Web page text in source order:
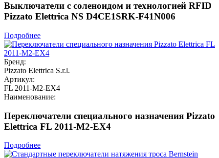
Выключатели с соленоидом и технологией RFID
Pizzato Elettrica NS D4CE1SRK-F41N006
Подробнее
Бренд:
Pizzato Elettrica S.r.l.
Артикул:
FL 2011-M2-EX4
Наименование:
Переключатели специального назначения Pizzato
Elettrica FL 2011-M2-EX4
Подробнее